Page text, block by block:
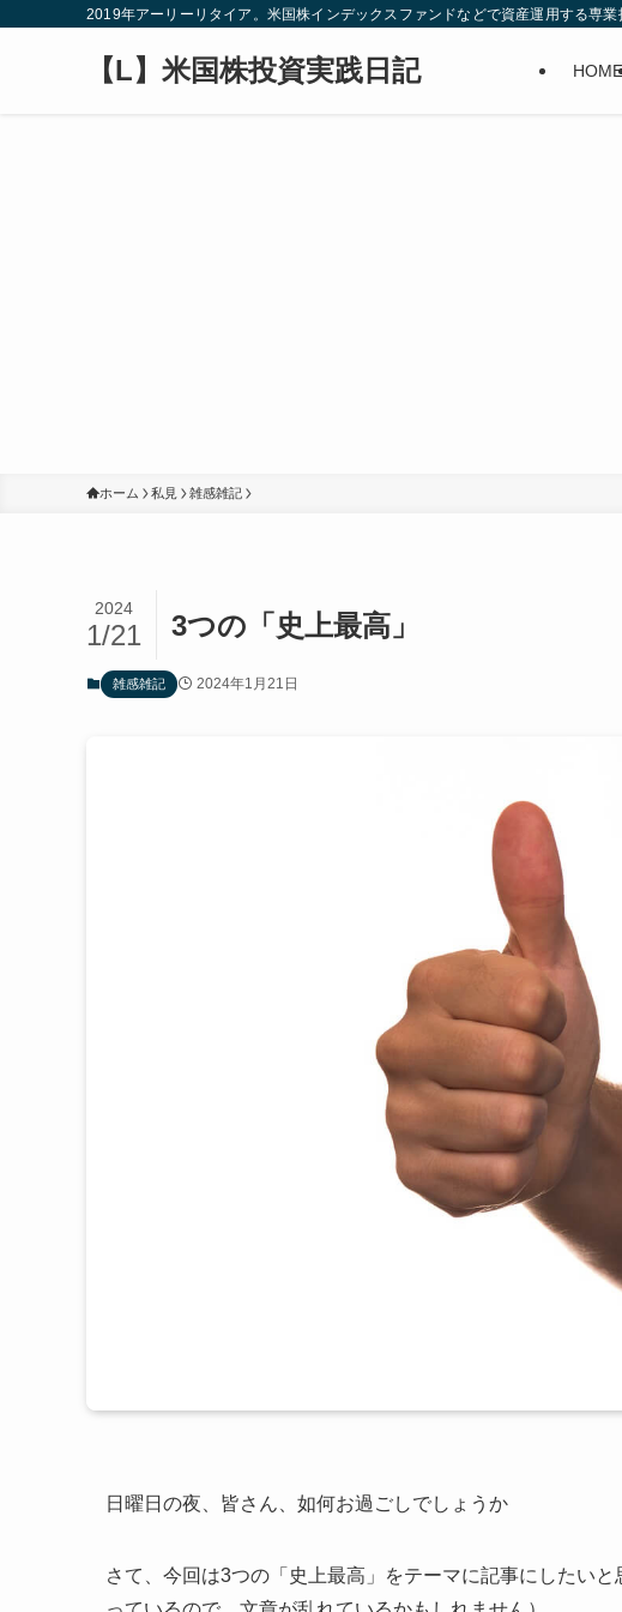
2019年アーリーリタイア。米国株インデックスファンドなどで資産運用する専
【L】米国株投資実践日記 HOME
ホーム 私見 雑感雑記
3つの「史上最高」
2024
1/21
雑感雑記 2024年1月21日
日曜日の夜、皆さん、如何お過ごしでしょうか
さて、今回は3つの「史上最高」をテーマに記事にしたい